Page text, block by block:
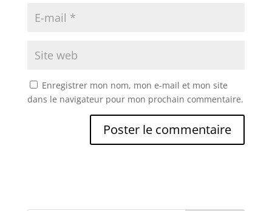
Enregistrer mon nom, mon e-mail et mon site
dans le navigateur pour mon prochain commentaire.